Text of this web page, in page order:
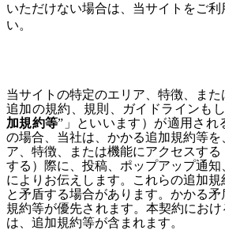
いただけない場合は、当サイトをご利
い。
当サイトの特定のエリア、特徴、ま
追加の規約、規則、ガイドラインも
加規約等”」といいます）が適用され
の場合、当社は、かかる追加規約等を
ア、特徴、または機能にアクセスする
する）際に、投稿、ポップアップ通
によりお伝えします。これらの追加
と矛盾する場合があります。かかる
規約等が優先されます。本契約におけ
は、追加規約等が含まれます。